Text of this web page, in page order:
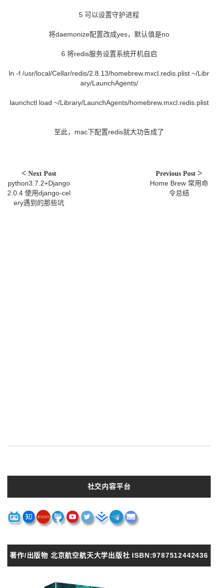
5 可以设置守护进程
将daemonize配置改成yes，默认值是no
6 将redis服务设置系统开机自启
ln -f /usr/local/Cellar/redis/2.8.13/homebrew.mxcl.redis.plist ~/Libr
ary/LaunchAgents/
launchctl load ~/Library/LaunchAgents/homebrew.mxcl.redis.plist
至此，mac下配置redis就大功告成了
Next Post
python3.7.2+Django
2.0.4 使用django-cel
ery遇到的那些坑
Previous Post
Home Brew 常用命
令总结
社交内容平台
著作/出版物 北京航空航天大学出版社 ISBN:9787512442436